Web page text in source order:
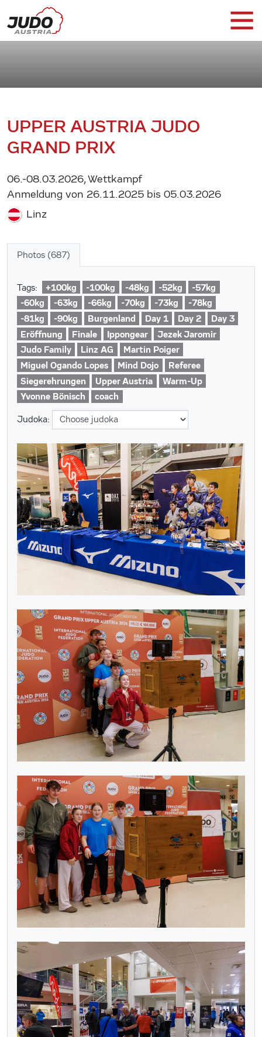
UPPER AUSTRIA JUDO
GRAND PRIX
06.-08.03.2026, Wettkampf
Anmeldung von 26.11.2025 bis 05.03.2026
Linz
Photos (687)
Tags: +100kg -100kg -48kg -52kg
-57kg
-60kg
-63kg -66kg -70kg -73kg
-78kg
-81kg
-90kg Burgenland Day 1 Day 2
Day 3
Eröffnung
Finale Ippongear
Jezek Jaromir
Judo Family
Linz AG
Martin Poiger
Miguel Ogando Lopes
Mind Dojo
Referee
Siegerehrungen
Upper Austria
Warm-Up
Yvonne Bönisch
coach
Judoka: